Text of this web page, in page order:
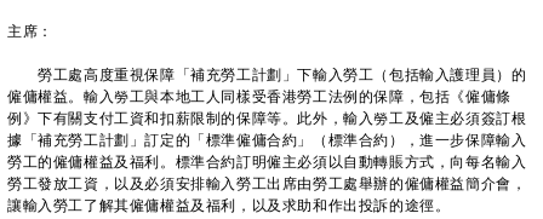
主席：
勞工處高度重視保障「補充勞工計劃」下輸入勞工（包括輸入護理員）的
僱傭權益。輸入勞工與本地工人同樣受香港勞工法例的保障，包括《僱傭條
例》下有關支付工資和扣薪限制的保障等。此外，輸入勞工及僱主必須簽訂根
據「補充勞工計劃」訂定的「標準僱傭合約」（標準合約），進一步保障輸入
勞工的僱傭權益及福利。標準合約訂明僱主必須以自動轉賬方式，向每名輸入
勞工發放工資，以及必須安排輸入勞工出席由勞工處舉辦的僱傭權益簡介會，
讓輸入勞工了解其僱傭權益及福利，以及求助和作出投訴的途徑。